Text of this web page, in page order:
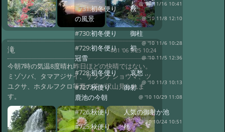
滝 #31 '06 9/25 10:24
今朝7時の気温8度晴れ昨日ほどの快晴ではない。
ミゾソバ、タマアジサイ、サラシナショウマ、ツ
ユクサ、ホタルフクロ等夏の花が沢山見られま
す。
@ '10 11/16 10:41
#731:初冬便り 秋
の風景
@ '10 11/8 12:10
#730:初冬便り 御柱
@ '10 11/6 10:28
#729:初冬便り 初
冠雪
@ '10 11/5 12:36
#728:初冬便り 哀愁
@ '10 11/3 10:13
#727:秋便り 御射
鹿池の今朝
@ '10 10/29 11:08
#726:秋便り 人気の御射か池
@ '10 10/24 10:51
#725:秋便り 柿